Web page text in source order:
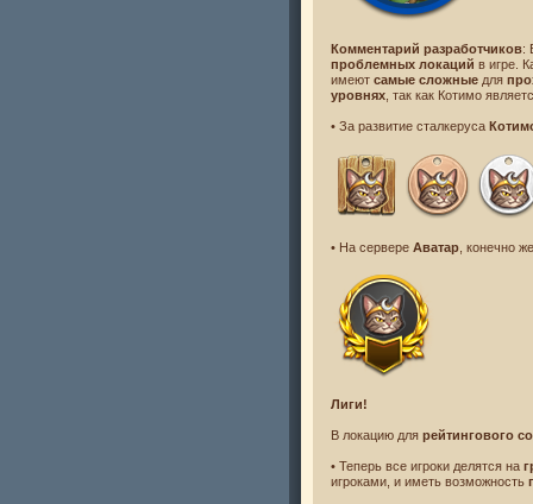
Комментарий разработчиков:
проблемных локаций в игре.
имеют самые сложные для
уровнях , так как Котимо
• За развитие сталкеруса
• На сервере Аватар , конечно
Лиги!
В локацию для рейтингового
• Теперь все игроки делятся на
игроками, и иметь возможность